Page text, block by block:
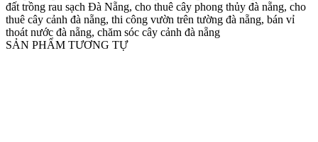
đất trồng rau sạch Đà Nẵng, cho thuê cây phong thủy đà nẵng, cho
thuê cây cảnh đà nẵng, thi công vườn trên tường đà nẵng, bán vỉ
thoát nước đà nẵng, chăm sóc cây cảnh đà nẵng
SẢN PHẨM TƯƠNG TỰ